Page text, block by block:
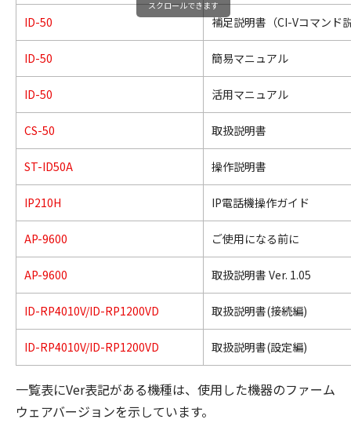
ID-50 補足説明書（CI-Vコマンド
ID-50 簡易マニュアル
ID-50 活用マニュアル
CS-50 取扱説明書
ST-ID50A 操作説明書
IP210H IP電話機操作ガイド
AP-9600 ご使用になる前に
AP-9600 取扱説明書 Ver. 1.05
ID-RP4010V/ID-RP1200VD 取扱説明書(接続編)
ID-RP4010V/ID-RP1200VD 取扱説明書(設定編)
スクロールできます
一覧表にVer表記がある機種は、使用した機器のファーム
ウェアバージョンを示しています。